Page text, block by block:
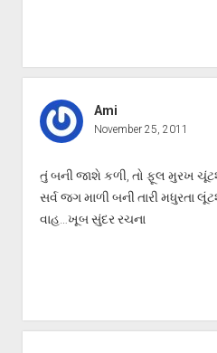
Ami
November 25, 2011
તું બની જાશે કળી, તો ફૂલ મુરખ
સર્વ જગ માળી બની તારી મધુરતા
વાહ…ખૂબ સુંદર રચના